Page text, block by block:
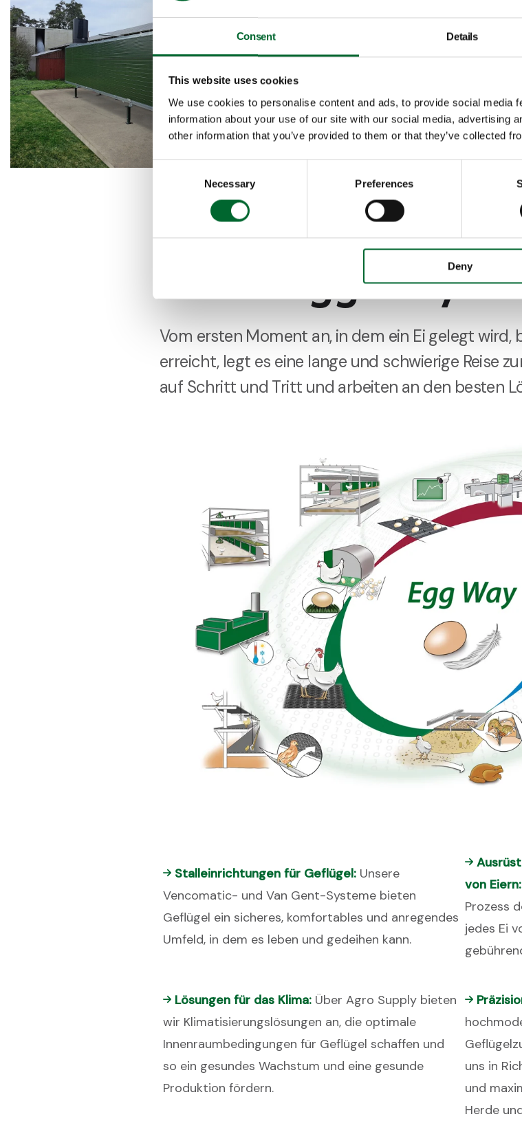
Consent Details
This website uses cookies
We use cookies to personalise content and ads, to provide social media
information about your use of our site with our social media, advertising
other information that you’ve provided to them or that they’ve collected
Consent
Necessary Preferences
Deny
Unser Egg Way
Vom ersten Moment an, in dem ein Ei gelegt wird,
erreicht, legt es eine lange und schwierige Reise
auf Schritt und Tritt und arbeiten an den besten
Stalleinrichtungen für Geflügel: Unsere
Vencomatic- und Van Gent-Systeme bieten
Geflügel ein sicheres, komfortables und anregendes
Umfeld, in dem es leben und gedeihen kann.
von Eiern:
Prozess
jedes Ei
Lösungen für das Klima: Über Agro Supply bieten
wir Klimatisierungslösungen an, die optimale
Innenraumbedingungen für Geflügel schaffen und
so ein gesundes Wachstum und eine gesunde
Produktion fördern.
uns in
und
Herde